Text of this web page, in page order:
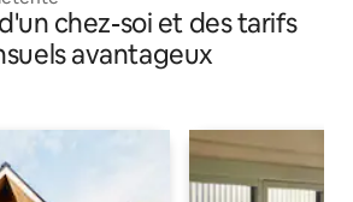
chez-soi et des tarifs
avantageux